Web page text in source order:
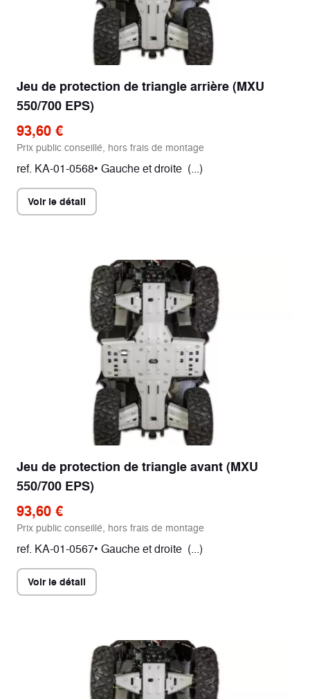
Jeu de protection de triangle arrière (MXU
550/700 EPS)
93,60 €
Prix public conseillé, hors frais de montage
ref. KA-01-0568• Gauche et droite (...)
Voir le détail
Jeu de protection de triangle avant (MXU
550/700 EPS)
93,60 €
Prix public conseillé, hors frais de montage
ref. KA-01-0567• Gauche et droite (...)
Voir le détail